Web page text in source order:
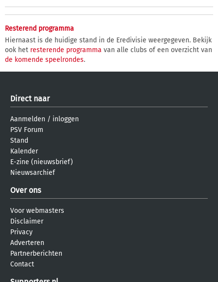
Resterend programma
Hiernaast is de huidige stand in de Eredivisie weergegeven. Bekijk
ook het resterende programma van alle clubs of een overzicht van
de komende speelrondes.
Direct naar
Aanmelden / inloggen
PSV Forum
Stand
Kalender
E-zine (nieuwsbrief)
Nieuwsarchief
Over ons
Voor webmasters
Disclaimer
Privacy
Adverteren
Partnerberichten
Contact